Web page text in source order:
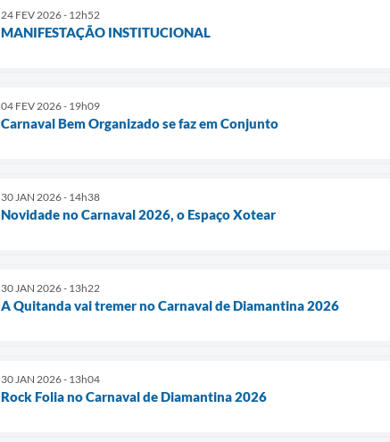
24 FEV 2026 - 12h52
MANIFESTAÇÃO INSTITUCIONAL
04 FEV 2026 - 19h09
Carnaval Bem Organizado se faz em Conjunto
30 JAN 2026 - 14h38
Novidade no Carnaval 2026, o Espaço Xotear
30 JAN 2026 - 13h22
A Quitanda vai tremer no Carnaval de Diamantina 2026
30 JAN 2026 - 13h04
Rock Folia no Carnaval de Diamantina 2026